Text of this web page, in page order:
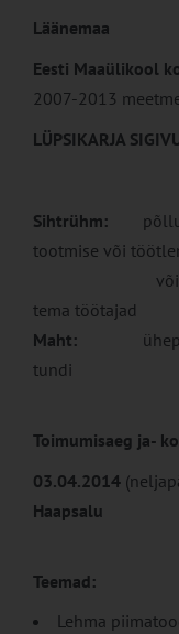
Läänemaa
Eesti Maaülikool
2007-2013
LÜPSIKARJA
Sihtrühm:
tootmise või
või
tema töötajad
Maht:
tundi
Toimumisaeg ja-
03.04.2014
Haapsalu
Teemad:
Lehma